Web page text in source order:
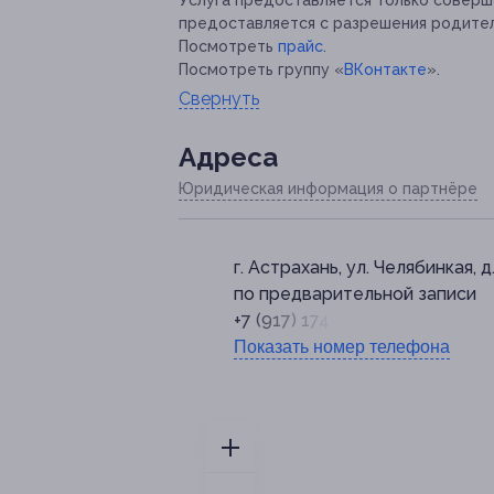
предоставляется с разрешения
Посмотреть прайс
Посмотреть группу «ВКонтакте».
Свернуть
Адресa
Юридическая информация о партнёре
г. Астрахань, ул. Челябинкая,
по предварительной записи
+7 (917) 174-86-82
Показать номер телефона